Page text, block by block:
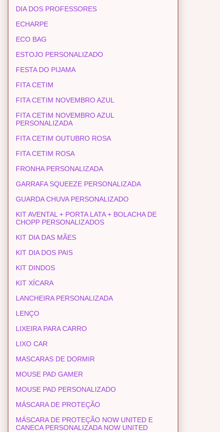
DIA DOS PROFESSORES
ECHARPE
ECO BAG
ESTOJO PERSONALIZADO
FESTA DO PIJAMA
FITA CETIM
FITA CETIM NOVEMBRO AZUL
FITA CETIM NOVEMBRO AZUL
PERSONALIZADA
FITA CETIM OUTUBRO ROSA
FITA CETIM ROSA
FRONHA PERSONALIZADA
GARRAFA SQUEEZE PERSONALIZADA
GUARDA CHUVA PERSONALIZADO
KIT AVENTAL + PORTA LATA + BOLACHA DE
CHOPP PERSONALIZADOS
KIT DIA DAS MÃES
KIT DIA DOS PAIS
KIT DINDOS
KIT XÍCARA
LANCHEIRA PERSONALIZADA
LENÇO
LIXEIRA PARA CARRO
LIXO CAR
MASCARAS DE DORMIR
MOUSE PAD GAMER
MOUSE PAD PERSONALIZADO
MÁSCARA DE PROTEÇÃO
MÁSCARA DE PROTEÇÃO NOW UNITED E
CANECA PERSONALIZADA NOW UNITED